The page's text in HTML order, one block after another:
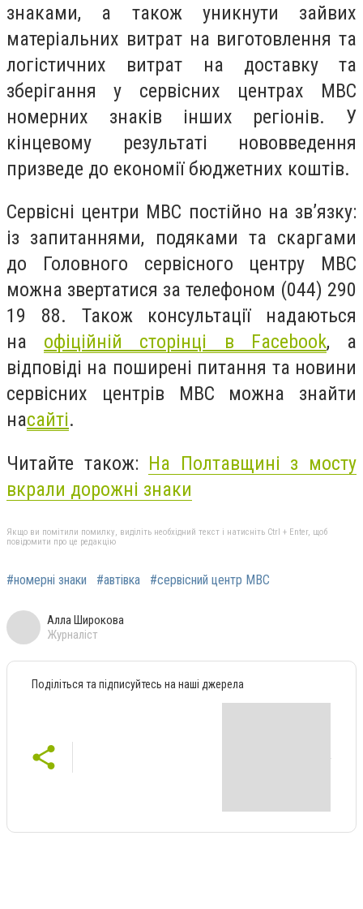
знаками, а також уникнути зайвих
матеріальних витрат на виготовлення та
логістичних витрат на доставку та
зберігання у сервісних центрах МВС
номерних знаків інших регіонів. У
кінцевому результаті нововведення
призведе до економії бюджетних коштів.
Сервісні центри МВС постійно на зв’язку:
із запитаннями, подяками та скаргами
до Головного сервісного центру МВС
можна звертатися за телефоном (044) 290
19 88. Також консультації надаються
на офіційній сторінці в Facebook, а
відповіді на поширені питання та новини
сервісних центрів МВС можна знайти
насайті.
Читайте також: На Полтавщині з мосту
вкрали дорожні знаки
Якщо ви помітили помилку, виділіть необхідний текст і натисніть Ctrl + Enter, щоб
повідомити про це редакцію
#номерні знаки #автівка #сервісний центр МВС
Алла Широкова
Журналіст
Поділіться та підписуйтесь на наші джерела